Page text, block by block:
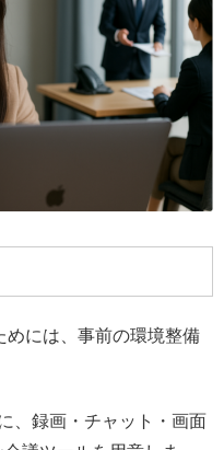
めには、事前の環境整備
、録画・チャット・画面